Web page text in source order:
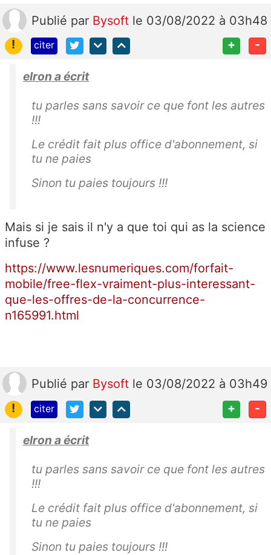
Publié par Bysoft le 03/08/2022 à 03h48
!
citer + -
elron a écrit
tu parles sans savoir ce que font les autres
!!!
Le crédit fait plus office d'abonnement, si
tu ne paies
Sinon tu paies toujours !!!
Mais si je sais il n'y a que toi qui as la science
infuse ?
https://www.lesnumeriques.com/forfait-
mobile/free-flex-vraiment-plus-interessant-
que-les-offres-de-la-concurrence-
n165991.html
Publié par Bysoft le 03/08/2022 à 03h49
!
citer + -
elron a écrit
tu parles sans savoir ce que font les autres
!!!
Le crédit fait plus office d'abonnement, si
tu ne paies
Sinon tu paies toujours !!!